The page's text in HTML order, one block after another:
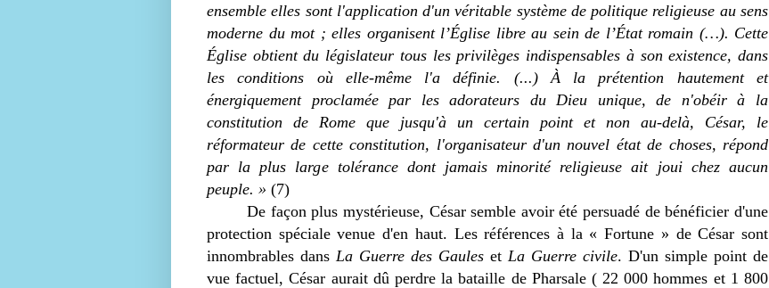
ensemble elles sont l'application d'un véritable système de politique religieuse au sens
moderne du mot ; elles organisent l’Église libre au sein de l’État romain (…). Cette
Église obtient du législateur tous les privilèges indispensables à son existence, dans
les conditions où elle-même l'a définie. (...) À la prétention hautement et
énergiquement proclamée par les adorateurs du Dieu unique, de n'obéir à la
constitution de Rome que jusqu'à un certain point et non au-delà, César, le
réformateur de cette constitution, l'organisateur d'un nouvel état de choses, répond
par la plus large tolérance dont jamais minorité religieuse ait joui chez aucun
peuple. » (7)
De façon plus mystérieuse, César semble avoir été persuadé de bénéficier d'une
protection spéciale venue d'en haut. Les références à la « Fortune » de César sont
innombrables dans La Guerre des Gaules et La Guerre civile. D'un simple point de
vue factuel, César aurait dû perdre la bataille de Pharsale ( 22 000 hommes et 1 800